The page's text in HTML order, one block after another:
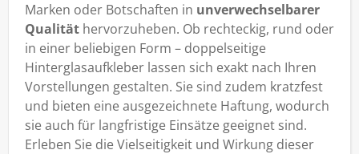
Marken oder Botschaften in unverwechselbarer
Qualität hervorzuheben. Ob rechteckig, rund oder
in einer beliebigen Form – doppelseitige
Hinterglasaufkleber lassen sich exakt nach Ihren
Vorstellungen gestalten. Sie sind zudem kratzfest
und bieten eine ausgezeichnete Haftung, wodurch
sie auch für langfristige Einsätze geeignet sind.
Erleben Sie die Vielseitigkeit und Wirkung dieser